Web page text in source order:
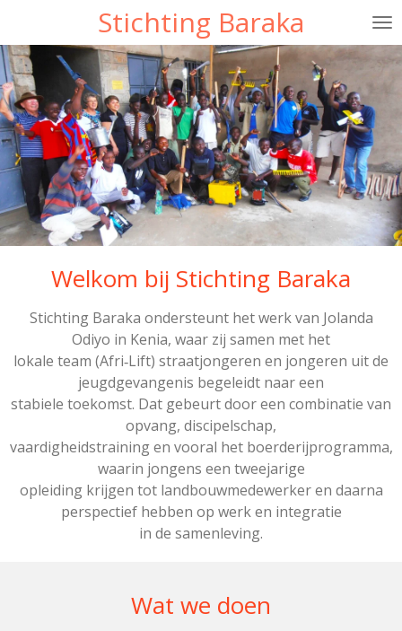
naar
de
hoofdinhoud
Stichting Baraka
Welkom bij Stichting Baraka
Stichting Baraka ondersteunt het werk van Jolanda
Odiyo in Kenia, waar zij samen met het
lokale team (Afri‑Lift) straatjongeren en jongeren uit de
jeugdgevangenis begeleidt naar een
stabiele toekomst. Dat gebeurt door een combinatie van
opvang, discipelschap,
vaardigheidstraining en vooral het boerderijprogramma,
waarin jongens een tweejarige
opleiding krijgen tot landbouwmedewerker en daarna
perspectief hebben op werk en integratie
in de samenleving.
Wat we doen